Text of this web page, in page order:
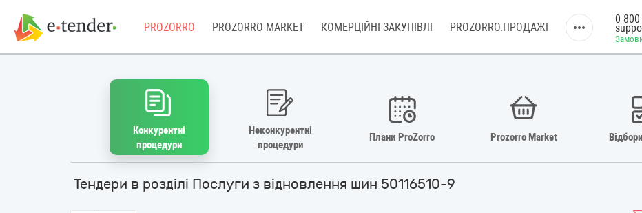
PROZORRO PROZORRO MARKET КОМЕРЦІЙНІ ЗАКУПІВЛІ PROZORRO.ПРОДАЖІ
0
Конкурентні
процедури
Неконкурентні
процедури
Плани ProZorro Prozorro Market
Тендери в розділі Послуги з відновлення шин 50116510-9